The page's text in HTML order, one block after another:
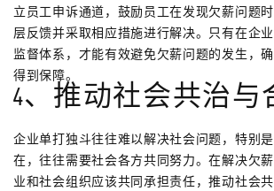
立员工申诉通道，鼓励员工在发现欠薪问题
层反馈并采取相应措施进行解决。只有在企
监督体系，才能有效避免欠薪问题的发生，
得到保障。
4、推动社会共治与
企业单打独斗往往难以解决社会问题，特别
在，往往需要社会各方共同努力。在解决欠
业和社会组织应该共同承担责任，推动社会